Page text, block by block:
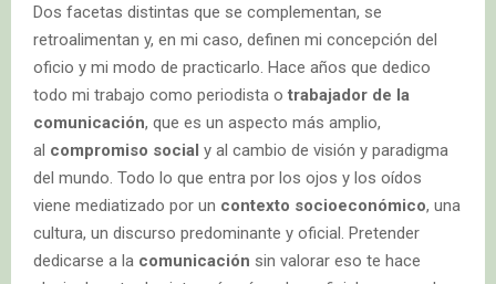
Dos facetas distintas que se complementan, se
retroalimentan y, en mi caso, definen mi concepción del
oficio y mi modo de practicarlo. Hace años que dedico
todo mi trabajo como periodista o trabajador de la
comunicación, que es un aspecto más amplio,
al compromiso social y al cambio de visión y paradigma
del mundo. Todo lo que entra por los ojos y los oídos
viene mediatizado por un contexto socioeconómico, una
cultura, un discurso predominante y oficial. Pretender
dedicarse a la comunicación sin valorar eso te hace